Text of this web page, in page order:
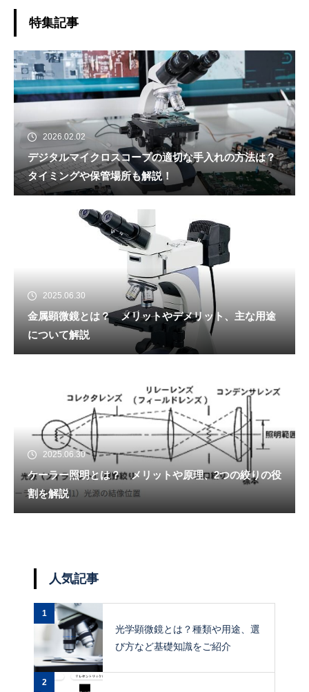
特集記事
2026.02.02
デジタルマイクロスコープの適切な手入れの方法は？
タイミングや保管場所も解説！
2025.06.30
金属顕微鏡とは？ メリットやデメリット、主な用途
について解説
2025.06.30
ケーラー照明とは？ メリットや原理、2つの絞りの役
割を解説
人気記事
1
光学顕微鏡とは？種類や用途、選
び方など基礎知識をご紹介
2